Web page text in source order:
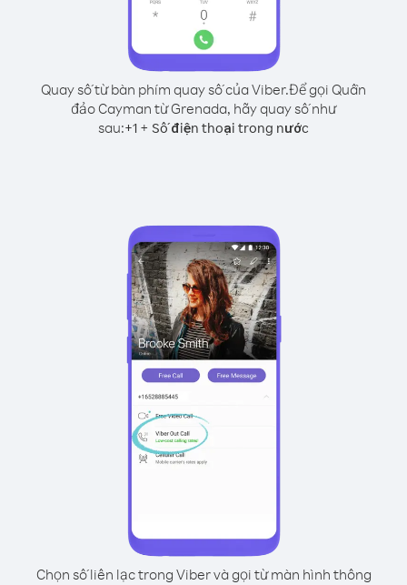
Quay số từ bàn phím quay số của Viber.Để gọi Quần
đảo Cayman từ Grenada, hãy quay số như
sau:+1 + Số điện thoại trong nước
Chọn số liên lạc trong Viber và gọi từ màn hình thông